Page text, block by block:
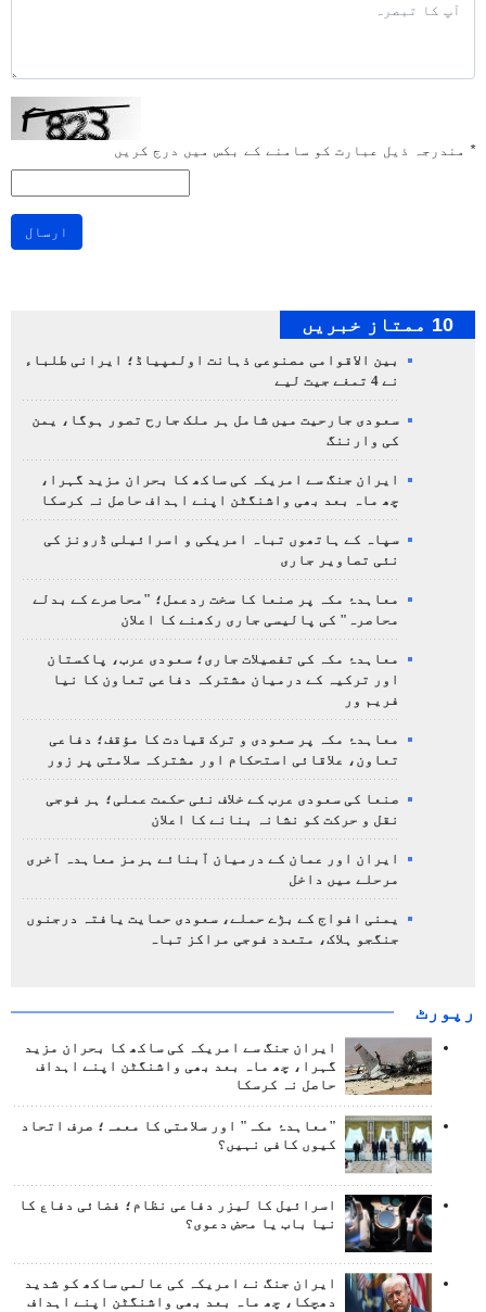
* مندرجہ ذیل عبارت کو سامنے کے بکس میں درج کریں
ارسال
10 ممتاز خبریں
بین الاقوامی مصنوعی ذہانت اولمپیاڈ؛ ایرانی طلباء
نے 4 تمغے جیت لیے
سعودی جارحیت میں شامل ہر ملک جارح تصور ہوگا، یمن
کی وارننگ
ایران جنگ سے امریکہ کی ساکھ کا بحران مزید گہرا،
چھ ماہ بعد بھی واشنگٹن اپنے اہداف حاصل نہ کرسکا
سپاہ کے ہاتھوں تباہ امریکی و اسرائیلی ڈرونز کی
نئی تصاویر جاری
معاہدۂ مکہ پر صنعا کا سخت ردعمل؛ "محاصرے کے بدلے
محاصرہ" کی پالیسی جاری رکھنے کا اعلان
معاہدۂ مکہ کی تفصیلات جاری؛ سعودی عرب، پاکستان
اور ترکیہ کے درمیان مشترکہ دفاعی تعاون کا نیا
فریم ور
معاہدۂ مکہ پر سعودی و ترک قیادت کا مؤقف؛ دفاعی
تعاون، علاقائی استحکام اور مشترکہ سلامتی پر زور
صنعا کی سعودی عرب کے خلاف نئی حکمت عملی؛ ہر فوجی
نقل و حرکت کو نشانہ بنانے کا اعلان
ایران اور عمان کے درمیان آبنائے ہرمز معاہدہ آخری
مرحلے میں داخل
یمنی افواج کے بڑے حملے، سعودی حمایت یافتہ درجنوں
جنگجو ہلاک، متعدد فوجی مراکز تباہ
رپورٹ
ایران جنگ سے امریکہ کی ساکھ کا بحران مزید
گہرا، چھ ماہ بعد بھی واشنگٹن اپنے اہداف
حاصل نہ کرسکا
"معاہدۂ مکہ" اور سلامتی کا معمہ؛ صرف اتحاد
کیوں کافی نہیں؟
اسرائیل کا لیزر دفاعی نظام؛ فضائی دفاع کا
نیا باب یا محض دعوی؟
ایران جنگ نے امریکہ کی عالمی ساکھ کو شدید
دھچکا، چھ ماہ بعد بھی واشنگٹن اپنے اہداف